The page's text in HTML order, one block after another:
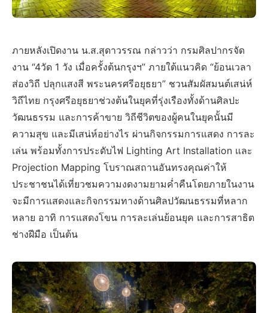
ภายหลังเปิดงาน น.ส.สุดาวรรณ กล่าวว่า กรมศิลปากรจัด
งาน “4วัด 1 วัง เมื่อครั้งต้นกรุงฯ” ภายใต้แนวคิด “ย้อนเวลา
ส่องวิถี ปลุกแสงสี พระนครศรีอยุธยา” ชวนสัมผัสมนต์เสน่ห์
วิถีไทย กรุงศรีอยุธยาช่วงต้นในยุคที่รุ่งเรืองทั้งด้านศิลปะ
วัฒนธรรม และการค้าขาย วิถีชีวิตของผู้คนในยุคนั้นมี
ความสุข และมีเสน่ห์อย่างไร ผ่านกิจกรรมการแสดง การละ
เล่น พร้อมทั้งการประดับไฟ Lighting Art Installation และ
Projection Mapping โบราณสถานอันทรงคุณค่าให้
ประชาชนได้เที่ยวชมความงดงามยามค่ำคืนโดยภายในงาน
จะมีการแสดงและกิจกรรมทางด้านศิลปวัฒนธรรมที่หลาก
หลาย อาทิ การแสดงโขน การละเล่นย้อนยุค และการสาธิต
ช่างฝีมือ เป็นต้น